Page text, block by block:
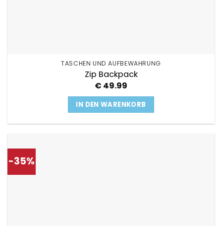
TASCHEN UND AUFBEWAHRUNG
Zip Backpack
€ 49.99
IN DEN WARENKORB
-35%